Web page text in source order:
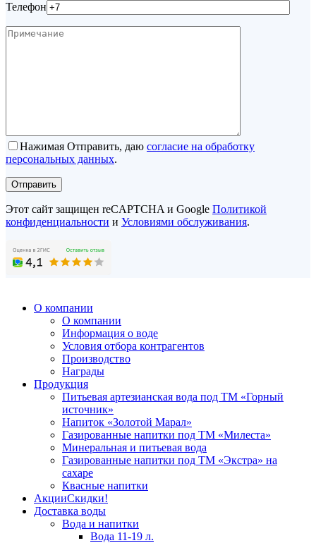
Телефон
Нажимая Отправить, даю согласие на обработку
персональных данных.
Этот сайт защищен reCAPTCHA и Google Политикой
конфиденциальности и Условиями обслуживания.
О компании
О компании
Информация о воде
Условия отбора контрагентов
Производство
Награды
Продукция
Питьевая артезианская вода под ТМ «Горный
источник»
Напиток «Золотой Марал»
Газированные напитки под ТМ «Милеста»
Минеральная и питьевая вода
Газированные напитки под ТМ «Экстра» на
сахаре
Квасные напитки
АкцииСкидки!
Доставка воды
Вода и напитки
Вода 11-19 л.